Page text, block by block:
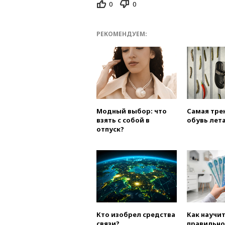
0 0
РЕКОМЕНДУЕМ:
Модный выбор: что
взять с собой в
отпуск?
Самая
обувь
Кто изобрел средства
Как